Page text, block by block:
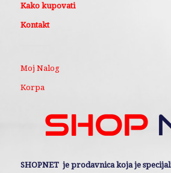
Kako kupovati
Kontakt
Moj Nalog
Korpa
SHOPNET je prodavnica koja je